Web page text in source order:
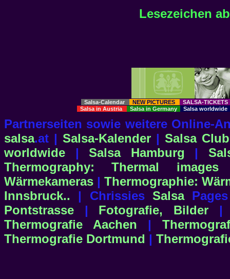
Lesezeichen
Salsa-Calendar NEW PICTURES
SALSA-
Salsa in Austria
Salsa in Germany Salsa worldwide
Partnerseiten sowie weitere Online-
salsa.at |Salsa-Kalender |Salsa
worldwide |Salsa Hamburg |
Thermography: Thermal images
Wärmekameras | Thermographie:
Innsbruck.. | Chrissies Salsa
Pontstrasse | Fotografie, Bilder
Thermografie Aachen |
Thermografie Dortmund |